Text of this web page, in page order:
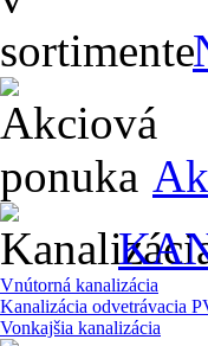
Vnútorná kanalizácia
Kanalizácia odvetrávacia
Vonkajšia kanalizácia